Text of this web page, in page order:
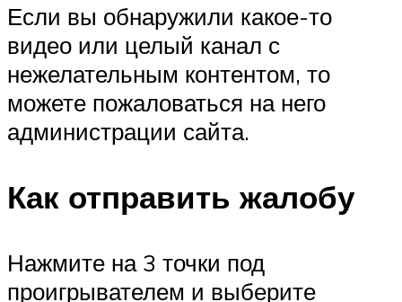
Если вы обнаружили какое-то
видео или целый канал с
нежелательным контентом, то
можете пожаловаться на него
администрации сайта.
Как отправить жалобу
Нажмите на 3 точки под
проигрывателем и выберите